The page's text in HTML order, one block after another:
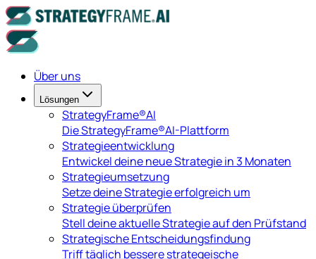
Über uns
Lösungen
StrategyFrame®AI
Die StrategyFrame®AI-Plattform
Strategieentwicklung
Entwickel deine neue Strategie in 3 Monaten
Strategieumsetzung
Setze deine Strategie erfolgreich um
Strategie überprüfen
Stell deine aktuelle Strategie auf den Prüfstand
Strategische Entscheidungsfindung
Triff täglich bessere strategeische